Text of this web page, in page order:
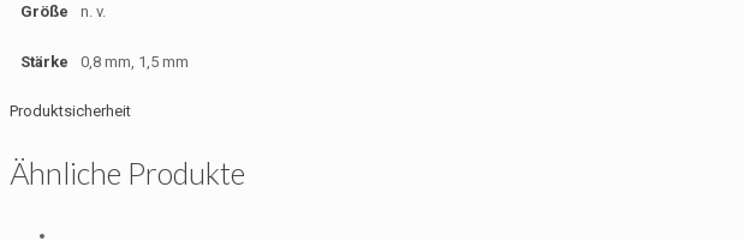
Größe
n. v.
Stärke 0,8 mm, 1,5 mm
Produktsicherheit
Ähnliche Produkte